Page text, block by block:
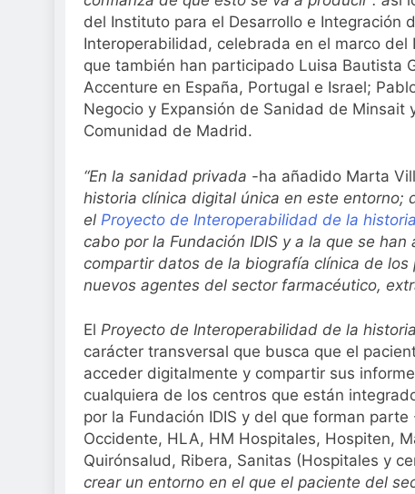
del Instituto para el Desarrollo e Integración
Interoperabilidad, celebrada en el marco
que también han participado Luisa Bautista
Accenture en España, Portugal e Israel;
Negocio y Expansión de Sanidad de Minsait
Comunidad de Madrid.
“En la sanidad privada -ha añadido Marta
historia clínica digital única en este entorno;
el Proyecto de Interoperabilidad de la
cabo por la Fundación IDIS y a la que se
compartir datos de la biografía clínica de
nuevos agentes del sector farmacéutico,
El Proyecto de Interoperabilidad de la
carácter transversal que busca que el
acceder digitalmente y compartir sus
cualquiera de los centros que están
por la Fundación IDIS y del que forman
Occidente, HLA, HM Hospitales, Hospiten,
Quirónsalud, Ribera, Sanitas (Hospitales y
crear un entorno en el que el paciente del